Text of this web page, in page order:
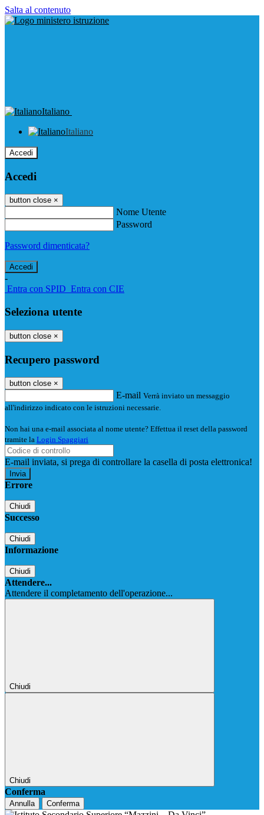
Salta al contenuto
Italiano
Italiano
Accedi
Accedi
button close ×
Nome Utente
Password
Password dimenticata?
-
Entra con SPID Entra con CIE
Seleziona utente
button close ×
Recupero password
button close ×
E-mail Verrà inviato un messaggio
all'indirizzo indicato con le istruzioni necessarie.
Non hai una e-mail associata al nome utente? Effettua il reset della password
tramite la Login Spaggiari
E-mail inviata, si prega di controllare la casella di posta elettronica!
Errore
Chiudi
Successo
Chiudi
Informazione
Chiudi
Attendere...
Attendere il completamento dell'operazione...
Chiudi
Chiudi
Conferma
Annulla Conferma